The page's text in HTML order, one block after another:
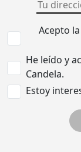
Acepto la
He leído y
Candela.
Estoy